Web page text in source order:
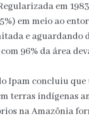
em
em meio ao
e aguardando
96% da área
Ipam concluiu
terras indígenas
na Amazônia